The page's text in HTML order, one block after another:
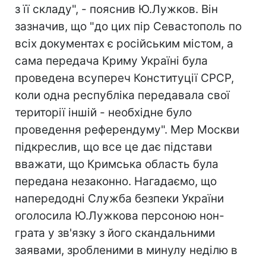
з її складу", - пояснив Ю.Лужков. Він
зазначив, що "до цих пір Севастополь по
всіх документах є російським містом, а
сама передача Криму Україні була
проведена всупереч Конституції СРСР,
коли одна республіка передавала свої
території іншій - необхідне було
проведення референдуму". Мер Москви
підкреслив, що все це дає підстави
вважати, що Кримська область була
передана незаконно. Нагадаємо, що
напередодні Служба безпеки України
оголосила Ю.Лужкова персоною нон-
грата у зв'язку з його скандальними
заявами, зробленими в минулу неділю в